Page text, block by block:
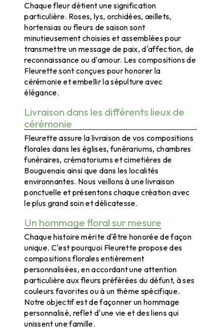
Chaque fleur détient une signification
particulière. Roses, lys, orchidées, œillets,
hortensias ou fleurs de saison sont
minutieusement choisies et assemblées pour
transmettre un message de paix, d'affection, de
reconnaissance ou d'amour. Les compositions de
Fleurette sont conçues pour honorer la
cérémonie et embellir la sépulture avec
élégance.
Livraison dans les différents lieux de
cérémonie
Fleurette assure la livraison de vos compositions
florales dans les églises, funérariums, chambres
funéraires, crématoriums et cimetières de
Bouguenais ainsi que dans les localités
environnantes. Nous veillons à une livraison
ponctuelle et présentons chaque création avec
le plus grand soin et délicatesse.
Un hommage floral sur mesure
Chaque histoire mérite d'être honorée de façon
unique. C'est pourquoi Fleurette propose des
compositions florales entièrement
personnalisées, en accordant une attention
particulière aux fleurs préférées du défunt, à ses
couleurs favorites ou à un thème spécifique.
Notre objectif est de façonner un hommage
personnalisé, reflet d'une vie et des liens qui
unissent une famille.